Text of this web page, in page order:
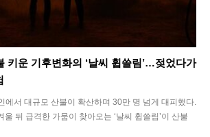
키운 기후변화의 ‘날씨 휩쓸림’…젖었다가
에서 대규모 산불이 확산하며 30만 명 넘게 대피했다.
뒤 급격한 가뭄이 찾아오는 ‘날씨 휩쓸림’이 산불